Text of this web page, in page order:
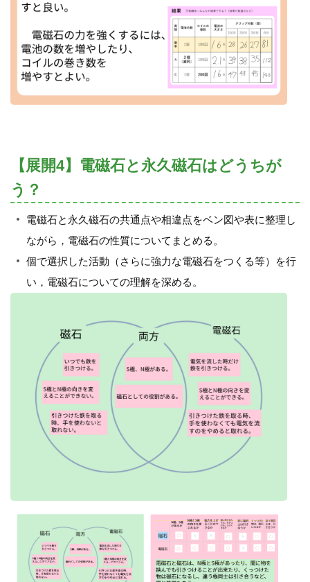
【展開4】電磁石と永久磁石はどうちが
う？
電磁石と永久磁石の共通点や相違点をベン図や表に整理し
ながら，電磁石の性質についてまとめる。
個で選択した活動（さらに強力な電磁石をつくる等）を行
い，電磁石についての理解を深める。